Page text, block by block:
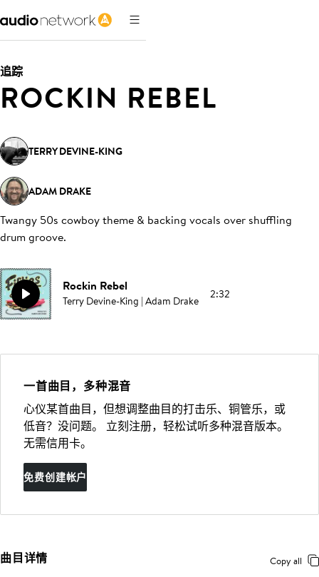
追踪
ROCKIN REBEL
TERRY DEVINE-KING
ADAM DRAKE
Twangy 50s cowboy theme & backing vocals over shuffling
drum groove.
Rockin Rebel
Terry Devine-King | Adam Drake 2:32
一首曲目，多种混音
心仪某首曲目，但想调整曲目的打击乐、铜管乐，或
低音？没问题。 立刻注册，轻松试听多种混音版本。
无需信用卡。
免费创建帐户
曲目详情 Copy all